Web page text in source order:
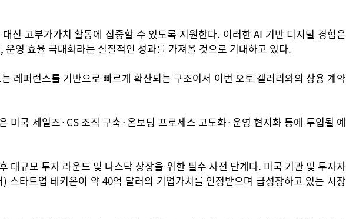
신 고부가가치 활동에 집중할 수 있도록 지원한다. 이러한 AI 기반 디지털 경험은
영 효율 극대화라는 실질적인 성과를 가져올 것으로 기대하고 있다.
레퍼런스를 기반으로 빠르게 확산되는 구조여서 이번 오토 갤러리와의 상용 계약
국 세일즈·CS 조직 구축·온보딩 프로세스 고도화·운영 현지화 등에 투입될 예
대규모 투자 라운드 및 나스닥 상장을 위한 필수 사전 단계다. 미국 기관 및 투자자
타트업 테키온이 약 40억 달러의 기업가치를 인정받으며 급성장하고 있는 시장